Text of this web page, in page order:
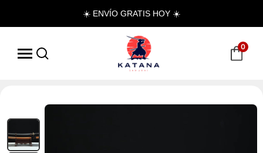
☀️ ENVÍO GRATIS HOY ☀️
0